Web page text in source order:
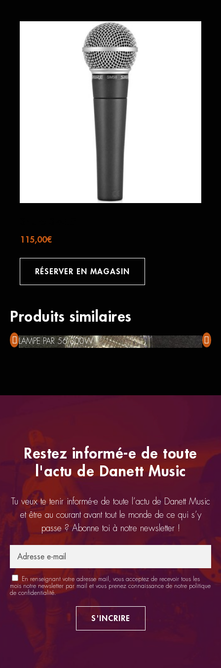
115,00€
RÉSERVER EN MAGASIN
Produits similaires
LAMPE PAR 56 300W
Restez informé-e de toute
l'actu de Danett Music
Tu veux te tenir informé-e de toute l’actu de Danett Music
et être au courant avant tout le monde de ce qui s’y
passe ? Abonne toi à notre newsletter !
En renseignant votre adresse mail, vous acceptez de recevoir tous les
mois notre newsletter par mail et vous prenez connaissance de notre politique
de confidentialité.
S'INCRIRE